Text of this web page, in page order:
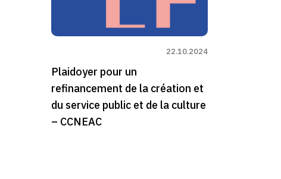
22.10.2024
Plaidoyer pour un
refinancement de la création et
du service public et de la culture
– CCNEAC